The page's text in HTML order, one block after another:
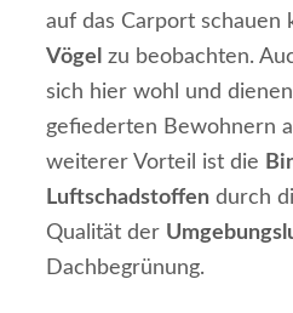
auf das Carport schauen
Vögel zu beobachten.
sich hier wohl und
gefiederten Bewohnern
weiterer Vorteil ist die
Luftschadstoffendurch
Qualität der
Dachbegrünung.